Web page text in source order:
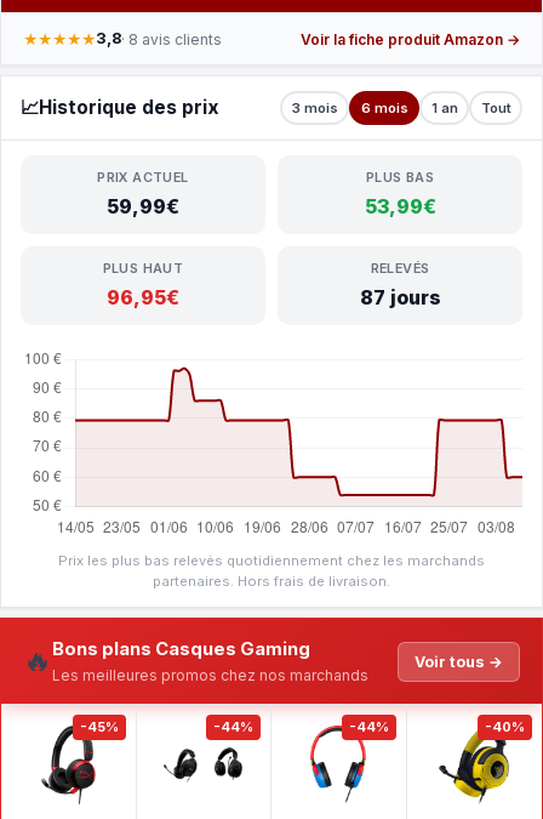
★★★★★3,8· 8 avis clients Voir la fiche produit Amazon →
📈Historique des prix 3 mois 6 mois 1 an Tout
PRIX ACTUEL
59,99€
PLUS BAS
53,99€
PLUS HAUT
96,95€
RELEVÉS
87 jours
Prix les plus bas relevés quotidiennement chez les marchands
partenaires. Hors frais de livraison.
🔥 Bons plans Casques Gaming
Les meilleures promos chez nos marchands
Voir tous →
-45% -44% -44% -40%